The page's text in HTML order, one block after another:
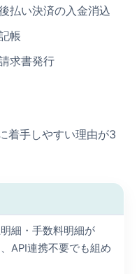
払い決済の入金消込
帳
求書発行
着手しやすい理由が3
細・手数料明細が
API連携不要でも組め